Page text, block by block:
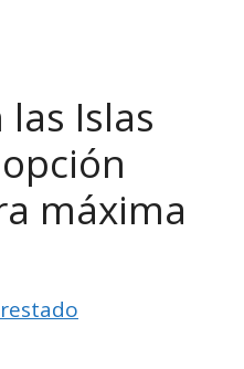
Islas
máxima